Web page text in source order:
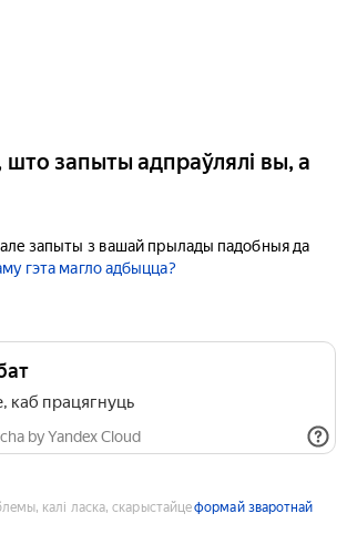
што запыты адпраўлялі вы, а
запыты з вашай прылады падобныя да
гэта магло адбыцца?
каб працягнуць
by Yandex Cloud
калі ласка, скарыстайцеформай зваротнай